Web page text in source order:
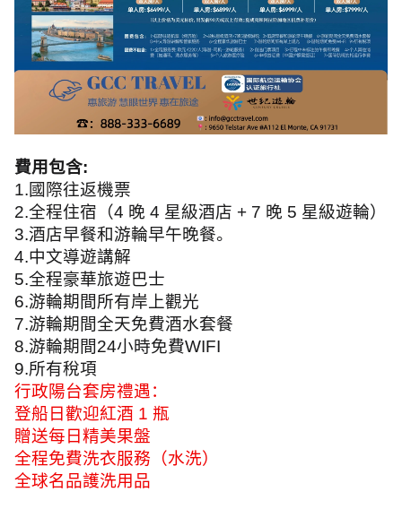
費用包含:
1.國際往返機票
2.全程住宿（4 晚 4 星級酒店 + 7 晚 5 星級遊輪）
3.酒店早餐和游輪早午晚餐。
4.中文導遊講解
5.全程豪華旅遊巴士
6.游輪期間所有岸上觀光
7.游輪期間全天免費酒水套餐
8.游輪期間24小時免費WIFI
9.所有稅項
行政陽台套房禮遇：
登船日歡迎紅酒 1 瓶
贈送每日精美果盤
全程免費洗衣服務（水洗）
全球名品護洗用品